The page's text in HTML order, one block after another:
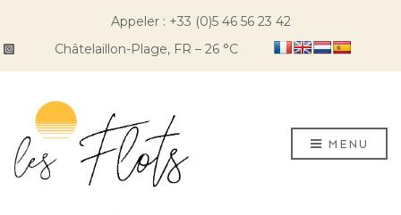
Appeler : +33 (0)5 46 56 23 42
Châtelaillon-Plage, FR – 26 C
MENU